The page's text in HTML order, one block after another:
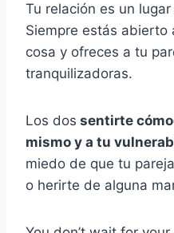
Tu relación es un
Siempre estás abierto
cosa y ofreces a tu
tranquilizadoras.
Los dos sentirte
mismo y a tu
miedo de que tu
o herirte de alguna